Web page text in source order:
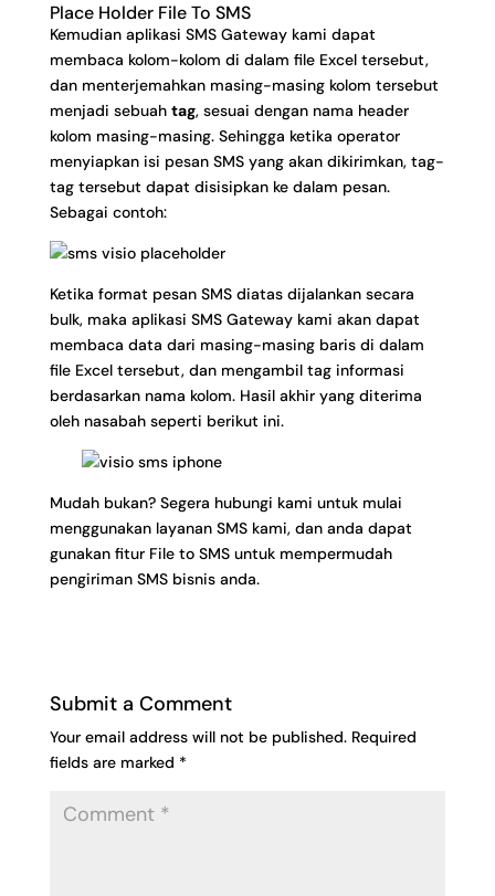
Place Holder File To SMS
Kemudian aplikasi SMS Gateway kami dapat
membaca kolom-kolom di dalam file Excel tersebut,
dan menterjemahkan masing-masing kolom tersebut
menjadi sebuah tag, sesuai dengan nama header
kolom masing-masing. Sehingga ketika operator
menyiapkan isi pesan SMS yang akan dikirimkan, tag-
tag tersebut dapat disisipkan ke dalam pesan.
Sebagai contoh:
Ketika format pesan SMS diatas dijalankan secara
bulk, maka aplikasi SMS Gateway kami akan dapat
membaca data dari masing-masing baris di dalam
file Excel tersebut, dan mengambil tag informasi
berdasarkan nama kolom. Hasil akhir yang diterima
oleh nasabah seperti berikut ini.
Mudah bukan? Segera hubungi kami untuk mulai
menggunakan layanan SMS kami, dan anda dapat
gunakan fitur File to SMS untuk mempermudah
pengiriman SMS bisnis anda.
Submit a Comment
Your email address will not be published. Required
fields are marked *